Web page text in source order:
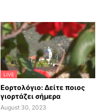
LIVE
Εορτολόγιο: Δείτε ποιος
γιορτάζει σήμερα
August 30, 2023